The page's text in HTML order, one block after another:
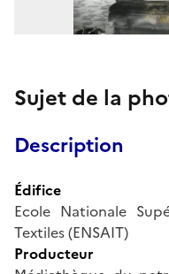
Sujet de la
Description
Édifice
Ecole Nationale
Textiles (ENSAIT)
Producteur